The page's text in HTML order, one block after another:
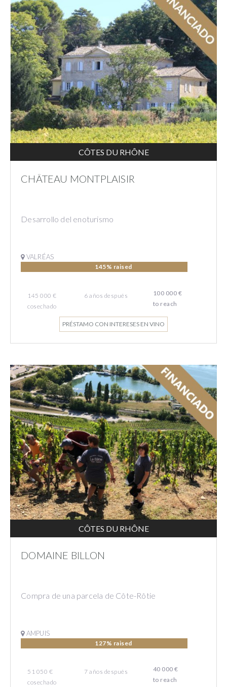
CÔTES DU RHÔNE
CHÂTEAU MONTPLAISIR
Desarrollo del enoturismo
VALRÉAS
145% raised
145 000 €
cosechado
6 años después
100 000 €
to reach
PRÉSTAMO CON INTERESES EN VINO
CÔTES DU RHÔNE
DOMAINE BILLON
Compra de una parcela de Côte-Rôtie
AMPUIS
127% raised
51 050 €
cosechado
7 años después
40 000 €
to reach